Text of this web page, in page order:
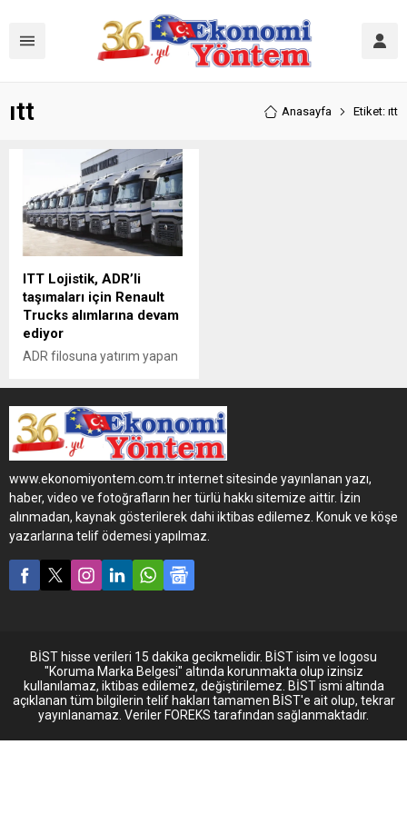
ıtt Anasayfa Etiket: ıtt
ITT Lojistik, ADR’li
taşımaları için Renault
Trucks alımlarına devam
ediyor
ADR filosuna yatırım yapan
daha Renault Trucks T460
çekici kattı.
www.ekonomiyontem.com.tr internet sitesinde yayınlanan yazı,
haber, video ve fotoğrafların her türlü hakkı sitemize aittir. İzin
alınmadan, kaynak gösterilerek dahi iktibas edilemez. Konuk ve köşe
yazarlarına telif ödemesi yapılmaz.
BİST hisse verileri 15 dakika gecikmelidir. BİST isim ve logosu
"Koruma Marka Belgesi" altında korunmakta olup izinsiz
kullanılamaz, iktibas edilemez, değiştirilemez. BİST ismi altında
açıklanan tüm bilgilerin telif hakları tamamen BİST'e ait olup, tekrar
yayınlanamaz. Veriler FOREKS tarafından sağlanmaktadır.